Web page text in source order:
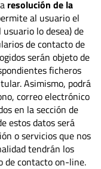
resolución de la
al usuario el
lo desea) de
de contacto de
serán objeto de
ficheros
Asimismo, podrá
correo electrónico
en la sección de
estos datos será
o servicios que nos
tendrán los
de contacto on-line.